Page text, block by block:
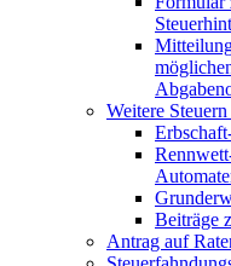
Weitere
Beiträge
Antrag auf